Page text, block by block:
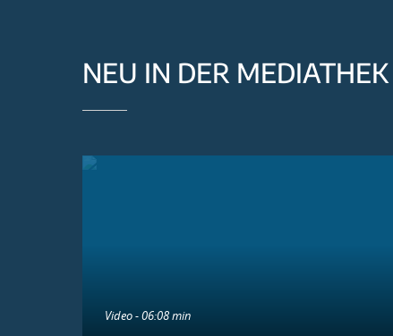
NEU IN DER MEDIATHEK
Video - 06:08 min